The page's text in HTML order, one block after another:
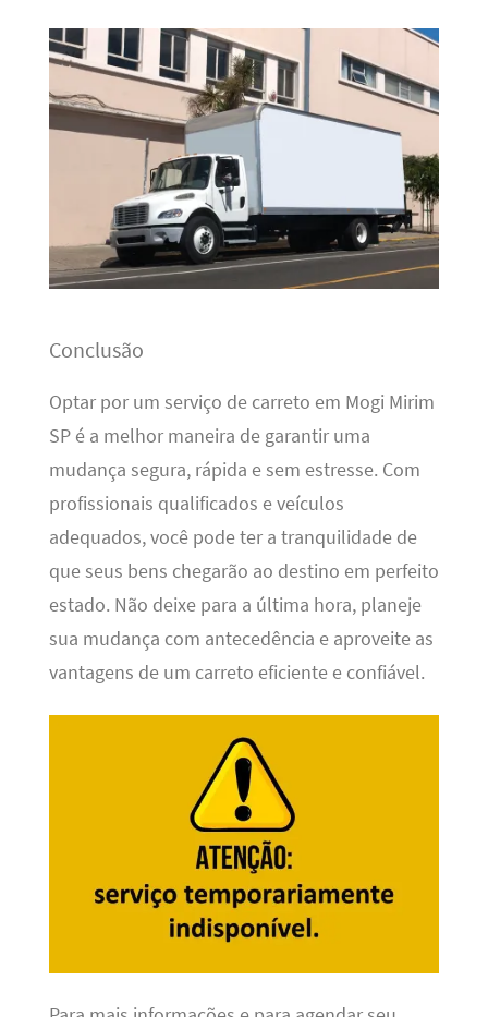
Conclusão
Optar por um serviço de carreto em Mogi Mirim
SP é a melhor maneira de garantir uma
mudança segura, rápida e sem estresse. Com
profissionais qualificados e veículos
adequados, você pode ter a tranquilidade de
que seus bens chegarão ao destino em perfeito
estado. Não deixe para a última hora, planeje
sua mudança com antecedência e aproveite as
vantagens de um carreto eficiente e confiável.